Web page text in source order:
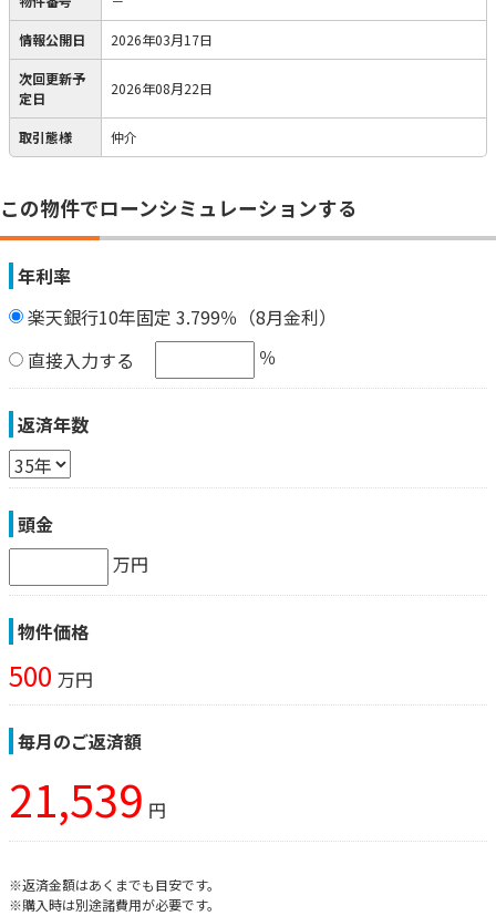
情報公開日 2026年03月17日
次回更新予
定日
2026年08月22日
取引態様 仲介
この物件でローンシミュレーションする
年利率
楽天銀行10年固定 3.799％（8月金利）
直接入力する
％
返済年数
頭金
万円
物件価格
500 万円
毎月のご返済額
21,539 円
※返済金額はあくまでも目安です。
※購入時は別途諸費用が必要です。